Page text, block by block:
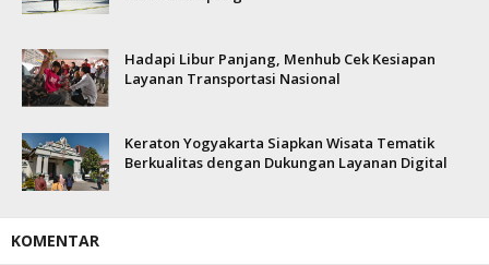
Hadapi Libur Panjang, Menhub Cek Kesiapan
Layanan Transportasi Nasional
Keraton Yogyakarta Siapkan Wisata Tematik
Berkualitas dengan Dukungan Layanan Digital
KOMENTAR